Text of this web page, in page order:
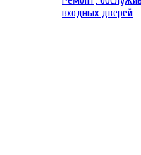
входных дверей